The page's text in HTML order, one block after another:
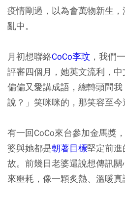
疫情剛過，以為會萬物新生
亂中。
月初想聯絡CoCo李玟 ，我們
評審四個月，她英文流利，中
偏偏又愛講成語，總轉頭問
說？」笑咪咪的，那笑容至今
有一回CoCo來台參加金馬獎
婆與她都是朝著目標堅定前
故。前幾日老婆還說想傳訊
來噩耗，像一顆炙熱、溫暖真